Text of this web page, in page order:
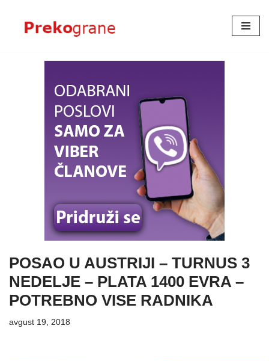
Skoči
POSAO U AUSTRIJI – TURNUS 3
NEDELJE – PLATA 1400 EVRA –
POTREBNO VISE RADNIKA
avgust 19, 2018